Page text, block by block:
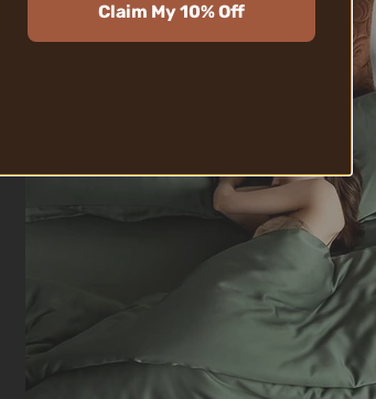
Claim My 10% Off